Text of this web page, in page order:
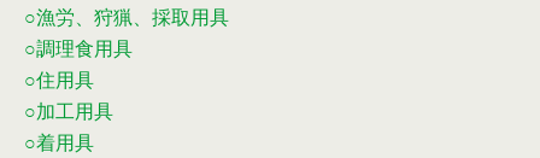
○漁労、狩猟、採取用具
○調理食用具
○住用具
○加工用具
○着用具